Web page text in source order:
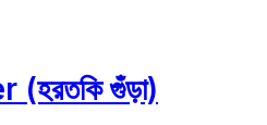
গুঁড়া)